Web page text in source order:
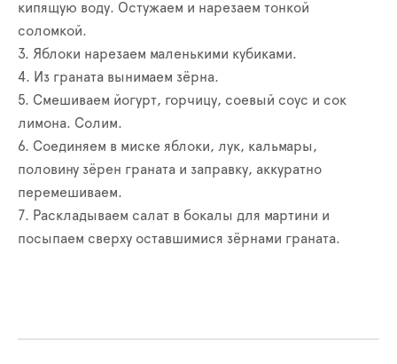
кипящую воду. Остужаем и нарезаем тонкой
соломкой.
3. Яблоки нарезаем маленькими кубиками.
4. Из граната вынимаем зёрна.
5. Смешиваем йогурт, горчицу, соевый соус и сок
лимона. Солим.
6. Соединяем в миске яблоки, лук, кальмары,
половину зёрен граната и заправку, аккуратно
перемешиваем.
7. Раскладываем салат в бокалы для мартини и
посыпаем сверху оставшимися зёрнами граната.